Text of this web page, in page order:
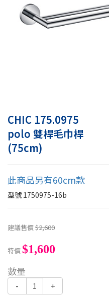
CHIC 175.0975
polo 雙桿毛巾桿
(75cm)
此商品另有60cm款
型號1750975-16b
建議售價$2,600
特價$1,600
數量
- +